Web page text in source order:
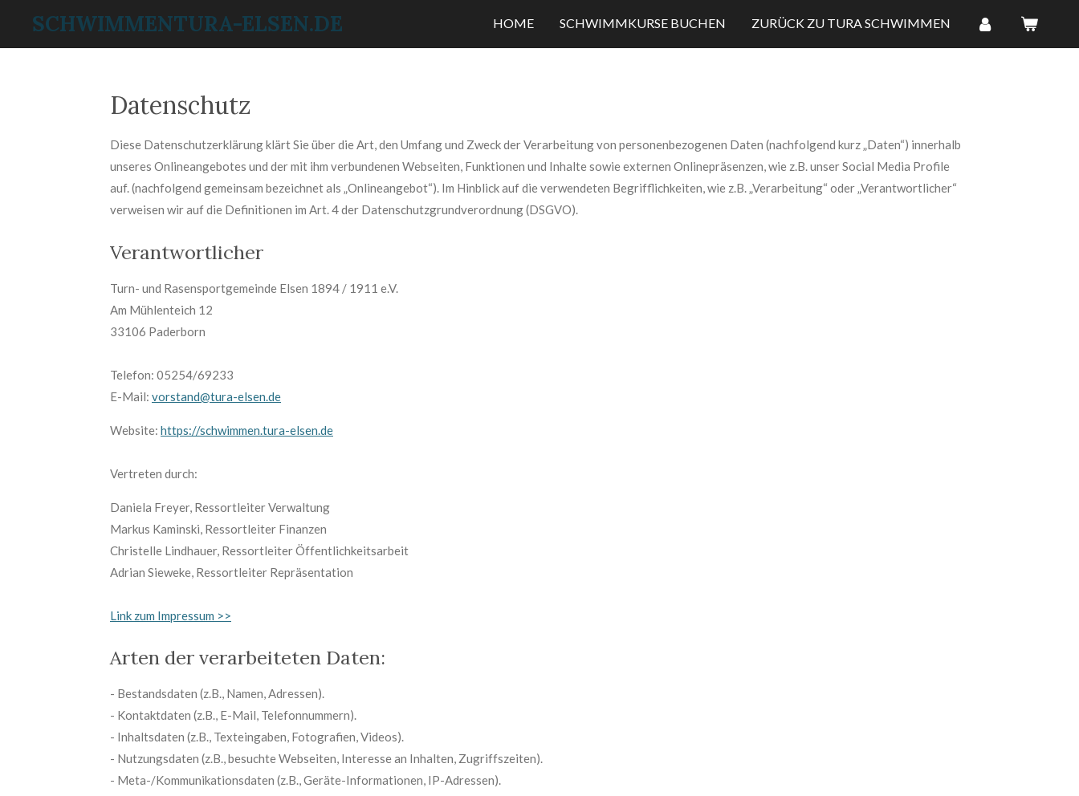
SCHWIMMENTURA-ELSEN.DE HOME SCHWIMMKURSE BUCHEN ZURÜCK ZU TURA SCHWIMMEN
Datenschutz
Diese Datenschutzerklärung klärt Sie über die Art, den Umfang und Zweck der Verarbeitung von personenbezogenen Daten (nachfolgend kurz „Daten“) innerhalb
unseres Onlineangebotes und der mit ihm verbundenen Webseiten, Funktionen und Inhalte sowie externen Onlinepräsenzen, wie z.B. unser Social Media Profile
auf. (nachfolgend gemeinsam bezeichnet als „Onlineangebot“). Im Hinblick auf die verwendeten Begrifflichkeiten, wie z.B. „Verarbeitung“ oder „Verantwortlicher“
verweisen wir auf die Definitionen im Art. 4 der Datenschutzgrundverordnung (DSGVO).
Verantwortlicher
Turn- und Rasensportgemeinde Elsen 1894 / 1911 e.V.
Am Mühlenteich 12
33106 Paderborn
Telefon: 05254/69233
E-Mail: vorstand@tura-elsen.de
Website: https://schwimmen.tura-elsen.de
Vertreten durch:
Daniela Freyer, Ressortleiter Verwaltung
Markus Kaminski, Ressortleiter Finanzen
Christelle Lindhauer, Ressortleiter Öffentlichkeitsarbeit
Adrian Sieweke, Ressortleiter Repräsentation
Link zum Impressum >>
Arten der verarbeiteten Daten:
- Bestandsdaten (z.B., Namen, Adressen).
- Kontaktdaten (z.B., E-Mail, Telefonnummern).
- Inhaltsdaten (z.B., Texteingaben, Fotografien, Videos).
- Nutzungsdaten (z.B., besuchte Webseiten, Interesse an Inhalten, Zugriffszeiten).
- Meta-/Kommunikationsdaten (z.B., Geräte-Informationen, IP-Adressen).